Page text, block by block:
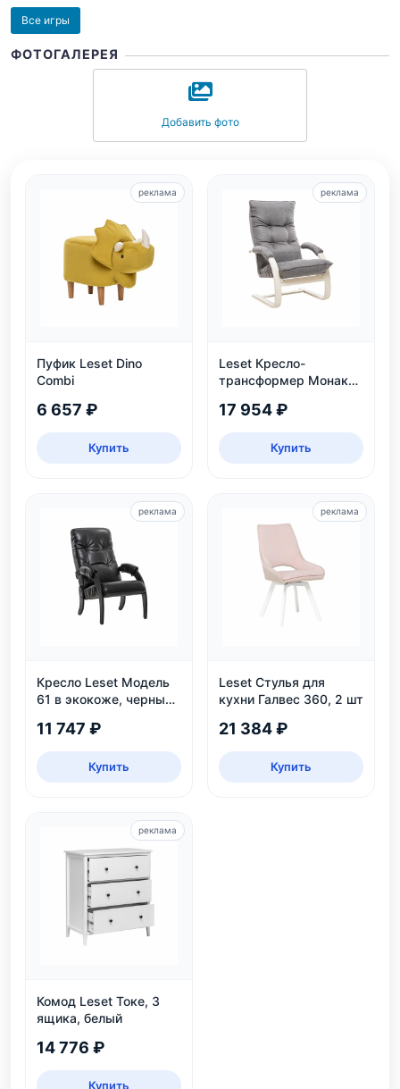
Все игры
ФОТОГАЛЕРЕЯ
Добавить фото
Пуфик Leset Dino
Combi
6 657 ₽
Купить
реклама
Leset Кресло-
трансформер Монако,
17 954 ₽
Купить
реклама
Кресло Leset Модель
61 в экокоже, черный
дачи
11 747 ₽
Купить
реклама
Leset Стулья для
кухни Галвес 360, 2 шт
21 384 ₽
Купить
реклама
Комод Leset Токе, 3
ящика, белый
14 776 ₽
Купить
реклама